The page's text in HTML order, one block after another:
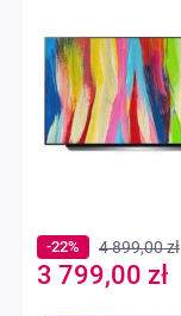
Special
Price
3 799,00 zł
-22% 4 899,00 zł